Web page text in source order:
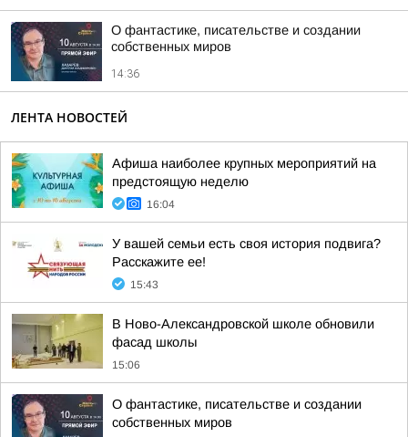
О фантастике, писательстве и создании
собственных миров
14:36
ЛЕНТА НОВОСТЕЙ
Афиша наиболее крупных мероприятий на
предстоящую неделю
16:04
У вашей семьи есть своя история подвига?
Расскажите ее!
15:43
В Ново-Александровской школе обновили
фасад школы
15:06
О фантастике, писательстве и создании
собственных миров